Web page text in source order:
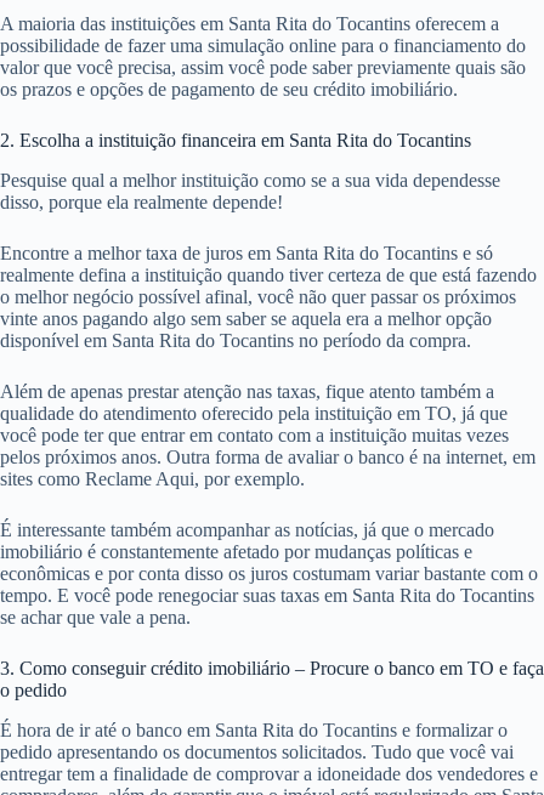
A maioria das instituições em Santa Rita do Tocantins oferecem a
possibilidade de fazer uma simulação online para o financiamento do
valor que você precisa, assim você pode saber previamente quais são
os prazos e opções de pagamento de seu crédito imobiliário.
2. Escolha a instituição financeira em Santa Rita do Tocantins
Pesquise qual a melhor instituição como se a sua vida dependesse
disso, porque ela realmente depende!
Encontre a melhor taxa de juros em Santa Rita do Tocantins e só
realmente defina a instituição quando tiver certeza de que está fazendo
o melhor negócio possível afinal, você não quer passar os próximos
vinte anos pagando algo sem saber se aquela era a melhor opção
disponível em Santa Rita do Tocantins no período da compra.
Além de apenas prestar atenção nas taxas, fique atento também a
qualidade do atendimento oferecido pela instituição em TO, já que
você pode ter que entrar em contato com a instituição muitas vezes
pelos próximos anos. Outra forma de avaliar o banco é na internet, em
sites como Reclame Aqui, por exemplo.
É interessante também acompanhar as notícias, já que o mercado
imobiliário é constantemente afetado por mudanças políticas e
econômicas e por conta disso os juros costumam variar bastante com o
tempo. E você pode renegociar suas taxas em Santa Rita do Tocantins
se achar que vale a pena.
3. Como conseguir crédito imobiliário – Procure o banco em TO e faça
o pedido
É hora de ir até o banco em Santa Rita do Tocantins e formalizar o
pedido apresentando os documentos solicitados. Tudo que você vai
entregar tem a finalidade de comprovar a idoneidade dos vendedores e